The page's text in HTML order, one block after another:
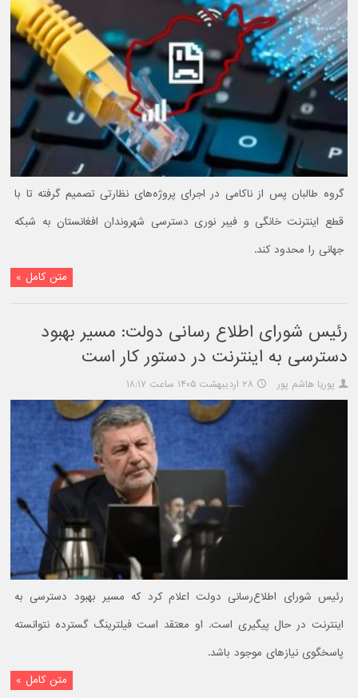
گروه طالبان پس از ناکامی در اجرای پروژه‌های نظارتی تصمیم گرفته تا با
قطع اینترنت خانگی و فیبر نوری دسترسی شهروندان افغانستان به شبکه
جهانی را محدود کند.
متن کامل »
رئیس شورای اطلاع رسانی دولت: مسیر بهبود
دسترسی به اینترنت در دستور کار است
پوریا هاشم پور ۲۸ اردیبهشت ۱۴۰۵ ساعت ۱۸:۱۷
رئیس شورای اطلاع‌رسانی دولت اعلام کرد که مسیر بهبود دسترسی به
اینترنت در حال پیگیری است. او معتقد است فیلترینگ گسترده نتوانسته
پاسخگوی نیازهای موجود باشد.
متن کامل »